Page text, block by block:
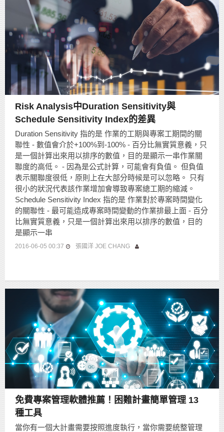
Risk Analysis中Duration Sensitivity與
Schedule Sensitivity Index的差異
Duration Sensitivity 指的是 作業的工期與專案工期間的關
聯性 - 數值會介於+100%到-100% - 百分比無實質意義，只
是一個計算出來用以排序的數值，目的是顯示一串作業關
聯度的高低。 - 因為是公式計算，可能會有負值。 但負值
表示關聯度很低，原則上在大部分時候是可以忽略。 只有
很小的狀況代表該作業增加會導致專案總工期的縮減。
Schedule Sensitivity Index 指的是 作業對於專案時間變化
的關聯性 - 最可能造成專案時間變動的作業排最上面 - 百分
比無實質意義，只是一個計算出來用以排序的數值，目的
是顯示一串
2016-06-05 00:37 張國洋 JOE CHANG
免費專案管理軟體推薦！困難計畫簡單管理 13
種工具
當你有一個大計畫需要按照進度執行，當你需要統整管理